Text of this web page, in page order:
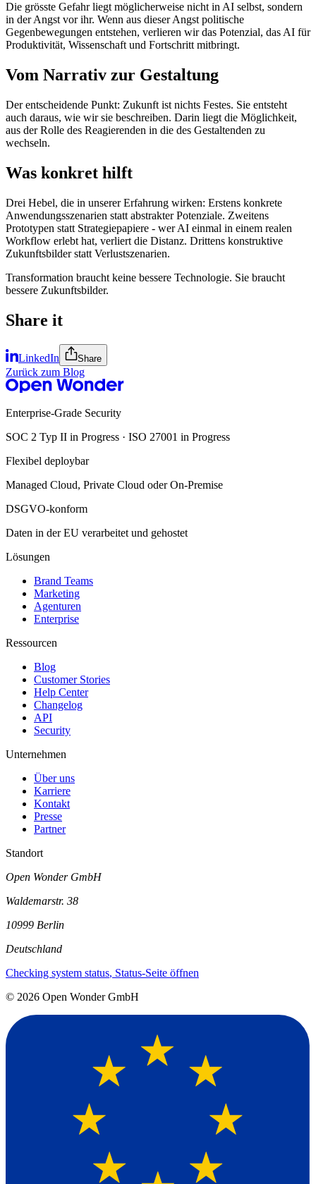
Die grösste Gefahr liegt möglicherweise nicht in AI selbst, sondern
in der Angst vor ihr. Wenn aus dieser Angst politische
Gegenbewegungen entstehen, verlieren wir das Potenzial, das AI für
Produktivität, Wissenschaft und Fortschritt mitbringt.
Vom Narrativ zur Gestaltung
Der entscheidende Punkt: Zukunft ist nichts Festes. Sie entsteht
auch daraus, wie wir sie beschreiben. Darin liegt die Möglichkeit,
aus der Rolle des Reagierenden in die des Gestaltenden zu
wechseln.
Was konkret hilft
Drei Hebel, die in unserer Erfahrung wirken: Erstens konkrete
Anwendungsszenarien statt abstrakter Potenziale. Zweitens
Prototypen statt Strategiepapiere - wer AI einmal in einem realen
Workflow erlebt hat, verliert die Distanz. Drittens konstruktive
Zukunftsbilder statt Verlustszenarien.
Transformation braucht keine bessere Technologie. Sie braucht
bessere Zukunftsbilder.
Share it
LinkedIn Share
Zurück zum Blog
Enterprise-Grade Security
SOC 2 Typ II in Progress · ISO 27001 in Progress
Flexibel deploybar
Managed Cloud, Private Cloud oder On-Premise
DSGVO-konform
Daten in der EU verarbeitet und gehostet
Lösungen
Brand Teams
Marketing
Agenturen
Enterprise
Ressourcen
Blog
Customer Stories
Help Center
Changelog
API
Security
Unternehmen
Über uns
Karriere
Kontakt
Presse
Partner
Standort
Open Wonder GmbH
Waldemarstr. 38
10999 Berlin
Deutschland
Checking system status, Status-Seite öffnen
© 2026 Open Wonder GmbH